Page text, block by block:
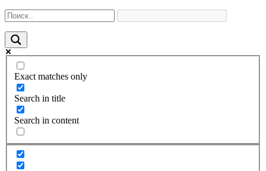
Exact matches only
Search in title
Search in content